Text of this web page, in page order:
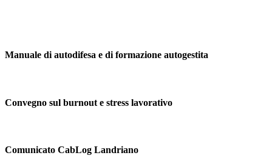
Manuale di autodifesa e di formazione autogestita
Convegno sul burnout e stress lavorativo
Comunicato CabLog Landriano